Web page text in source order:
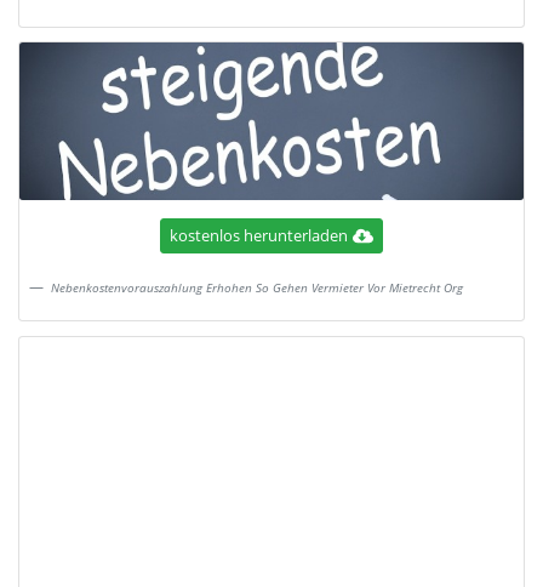
kostenlos herunterladen
Nebenkostenvorauszahlung Erhohen So Gehen Vermieter Vor Mietrecht Org